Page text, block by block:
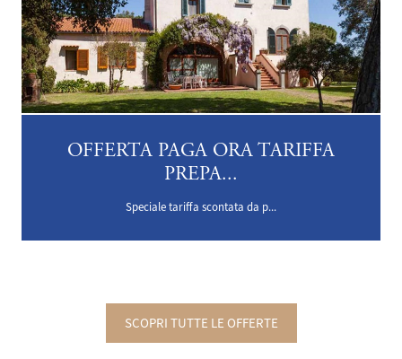
OFFERTA PAGA ORA TARIFFA
PREPA...
Speciale tariffa scontata da p...
SCOPRI TUTTE LE OFFERTE